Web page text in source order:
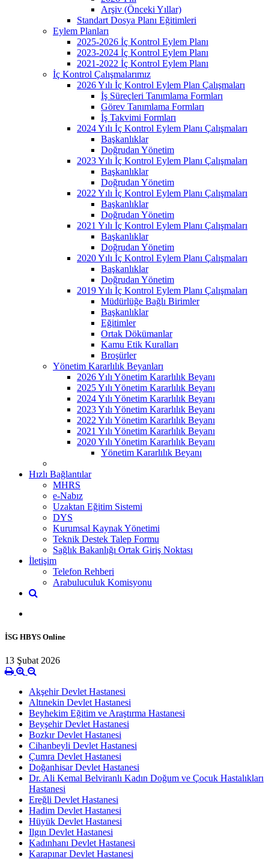
Arşiv (Önceki Yıllar)
Standart Dosya Planı Eğitimleri
Eylem Planları
2025-2026 İç Kontrol Eylem Planı
2023-2024 İç Kontrol Eylem Planı
2021-2022 İç Kontrol Eylem Planı
İç Kontrol Çalışmalarımız
2026 Yılı İç Kontrol Eylem Plan Çalışmaları
İş Süreçleri Tanımlama Formları
Görev Tanımlama Formları
İş Takvimi Formları
2024 Yılı İç Kontrol Eylem Planı Çalışmaları
Başkanlıklar
Doğrudan Yönetim
2023 Yılı İç Kontrol Eylem Planı Çalışmaları
Başkanlıklar
Doğrudan Yönetim
2022 Yılı İç Kontrol Eylem Planı Çalışmaları
Başkanlıklar
Doğrudan Yönetim
2021 Yılı İç Kontrol Eylem Planı Çalışmaları
Başkanlıklar
Doğrudan Yönetim
2020 Yılı İç Kontrol Eylem Planı Çalışmaları
Başkanlıklar
Doğrudan Yönetim
2019 Yılı İç Kontrol Eylem Planı Çalışmaları
Müdürlüğe Bağlı Birimler
Başkanlıklar
Eğitimler
Ortak Dökümanlar
Kamu Etik Kuralları
Broşürler
Yönetim Kararlılık Beyanları
2026 Yılı Yönetim Kararlılık Beyanı
2025 Yılı Yönetim Kararlılık Beyanı
2024 Yılı Yönetim Kararlılık Beyanı
2023 Yılı Yönetim Kararlılık Beyanı
2022 Yılı Yönetim Kararlılık Beyanı
2021 Yılı Yönetim Kararlılık Beyanı
2020 Yılı Yönetim Kararlılık Beyanı
Yönetim Kararlılık Beyanı
Hızlı Bağlantılar
MHRS
e-Nabız
Uzaktan Eğitim Sistemi
DYS
Kurumsal Kaynak Yönetimi
Teknik Destek Talep Formu
Sağlık Bakanlığı Ortak Giriş Noktası
İletişim
Telefon Rehberi
Arabuluculuk Komisyonu
İSG HBYS Online
13 Şubat 2026
Akşehir Devlet Hastanesi
Altınekin Devlet Hastanesi
Beyhekim Eğitim ve Araştırma Hastanesi
Beyşehir Devlet Hastanesi
Bozkır Devlet Hastanesi
Cihanbeyli Devlet Hastanesi
Çumra Devlet Hastanesi
Doğanhisar Devlet Hastanesi
Dr. Ali Kemal Belviranlı Kadın Doğum ve Çocuk Hastalıkları
Hastanesi
Ereğli Devlet Hastanesi
Hadim Devlet Hastanesi
Hüyük Devlet Hastanesi
Ilgın Devlet Hastanesi
Kadınhanı Devlet Hastanesi
Karapınar Devlet Hastanesi